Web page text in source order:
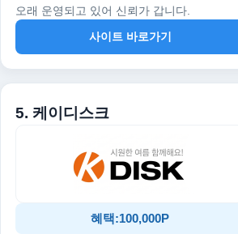
오래 운영되고 있어 신뢰가 갑니다.
사이트 바로가기
5. 케이디스크
혜택:100,000P